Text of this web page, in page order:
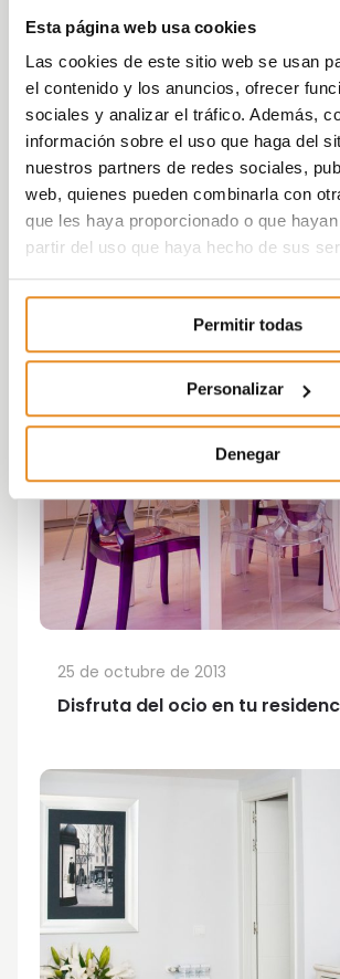
Esta página web usa cookies
Las cookies de este sitio web se usan
el contenido y los anuncios, ofrecer
sociales y analizar el tráfico. Además,
información sobre el uso que haga del
nuestros partners de redes sociales,
web, quienes pueden combinarla con
que les haya proporcionado o que
partir del uso que haya hecho de sus
Permitir todas
Personalizar
Denegar
Disfruta del ocio en tu
25 de octubre de 2013